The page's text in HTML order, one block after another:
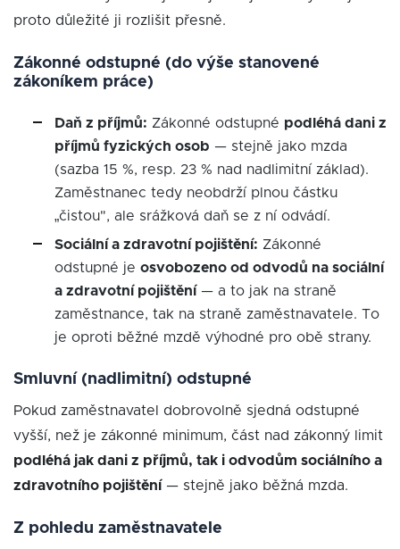
proto důležité ji rozlišit přesně.
Zákonné odstupné (do výše stanovené
zákoníkem práce)
Daň z příjmů: Zákonné odstupné podléhá dani z
příjmů fyzických osob — stejně jako mzda
(sazba 15 %, resp. 23 % nad nadlimitní základ).
Zaměstnanec tedy neobdrží plnou částku
„čistou", ale srážková daň se z ní odvádí.
Sociální a zdravotní pojištění: Zákonné
odstupné je osvobozeno od odvodů na sociální
a zdravotní pojištění — a to jak na straně
zaměstnance, tak na straně zaměstnavatele. To
je oproti běžné mzdě výhodné pro obě strany.
Smluvní (nadlimitní) odstupné
Pokud zaměstnavatel dobrovolně sjedná odstupné
vyšší, než je zákonné minimum, část nad zákonný limit
podléhá jak dani z příjmů, tak i odvodům sociálního a
zdravotního pojištění — stejně jako běžná mzda.
Z pohledu zaměstnavatele